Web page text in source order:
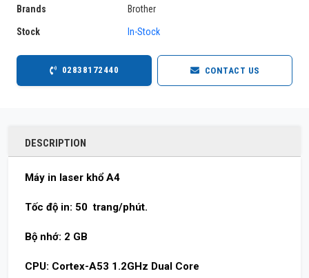
Brands Brother
Stock In-Stock
02838172440 CONTACT US
DESCRIPTION
Máy in laser khổ A4
Tốc độ in: 50 trang/phút.
Bộ nhớ: 2 GB
CPU: Cortex-A53 1.2GHz Dual Core